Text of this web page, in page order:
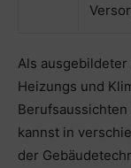
Als
Heizungs und
kannst in
der